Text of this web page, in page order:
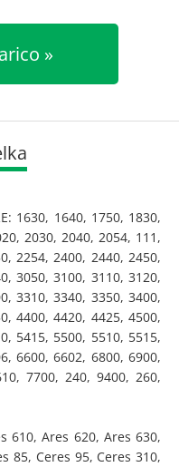
1630, 1640, 1750, 1830,
2030, 2040, 2054, 111,
2254, 2400, 2440, 2450,
3050, 3100, 3110, 3120,
3310, 3340, 3350, 3400,
4400, 4420, 4425, 4500,
5415, 5500, 5510, 5515,
6600, 6602, 6800, 6900,
7700, 240, 9400, 260,
610, Ares 620, Ares 630,
85, Ceres 95, Ceres 310,